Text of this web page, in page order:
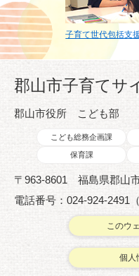
子育て世代包括支
郡山市子育てサ
郡山市役所 こども部
こども総務企画課
保育課
〒963-8601 福島県郡山
電話番号：024-924-2491（
このウ
個人